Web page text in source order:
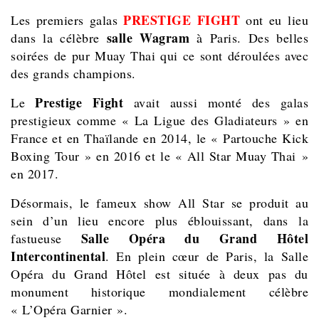
Les premiers galasPRESTIGE FIGHT ont eu lieu
dans la célèbre salle Wagram à Paris. Des belles
soirées de pur Muay Thai qui ce sont déroulées avec
des grands champions.
LePrestige Fight avait aussi monté des galas
prestigieux comme « La Ligue des Gladiateurs » en
France et en Thaïlande en 2014, le « Partouche Kick
Boxing Tour » en 2016 et le « All Star Muay Thai »
en 2017.
Désormais, le fameux show All Star se produit au
sein d’un lieu encore plus éblouissant, dans la
fastueuse Salle Opéra du Grand Hôtel
Intercontinental. En plein cœur de Paris, la Salle
Opéra du Grand Hôtel est située à deux pas du
monument historique mondialement célèbre
« L’Opéra Garnier ».